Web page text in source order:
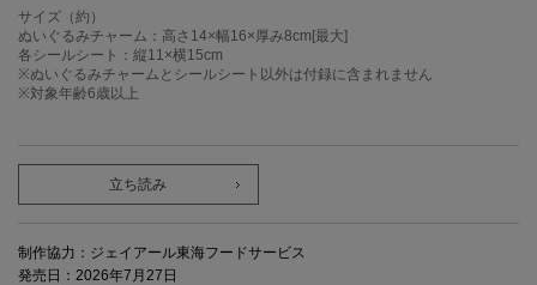
サイズ（約）
ぬいぐるみチャーム：高さ14×幅16×厚み8cm[最大]
各シールシート：縦11×横15cm
※ぬいぐるみチャームとシールシート以外は付録に含まれません
※対象年齢6歳以上
立ち読み
制作協力：ジェイアール東海フードサービス
発売日：2026年7月27日